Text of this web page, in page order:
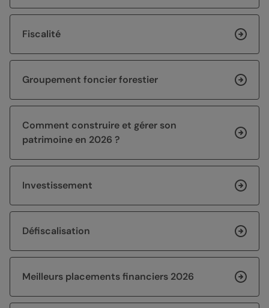
Fiscalité
Groupement foncier forestier
Comment construire et gérer son
patrimoine en 2026 ?
Investissement
Défiscalisation
Meilleurs placements financiers 2026